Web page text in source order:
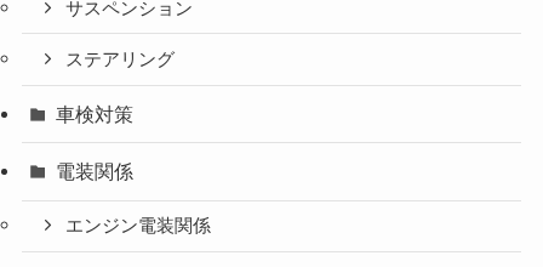
サスペンション
ステアリング
車検対策
電装関係
エンジン電装関係